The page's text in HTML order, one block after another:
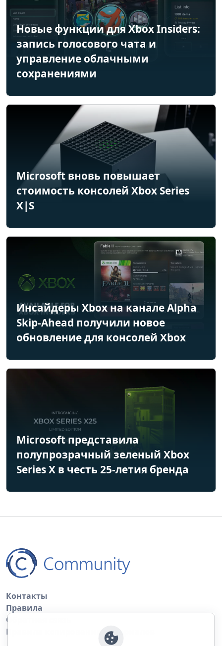
Новые функции для Xbox Insiders:
запись голосового чата и
управление облачными
сохранениями
Microsoft вновь повышает
стоимость консолей Xbox Series
X|S
Инсайдеры Xbox на канале Alpha
Skip-Ahead получили новое
обновление для консолей Xbox
Microsoft представила
полупрозрачный зеленый Xbox
Series X в честь 25-летия бренда
Контакты
Правила
Обратная связь
Правила копирования материалов